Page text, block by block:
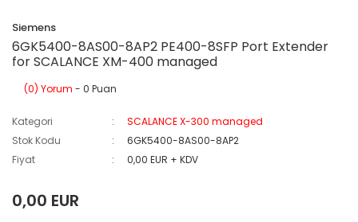
Siemens
6GK5400-8AS00-8AP2 PE400-8SFP Port Extender
for SCALANCE XM-400 managed
(0) Yorum - 0 Puan
Kategori
SCALANCE X-300 managed
Stok Kodu
6GK5400-8AS00-8AP2
Fiyat
0,00 EUR + KDV
0,00 EUR